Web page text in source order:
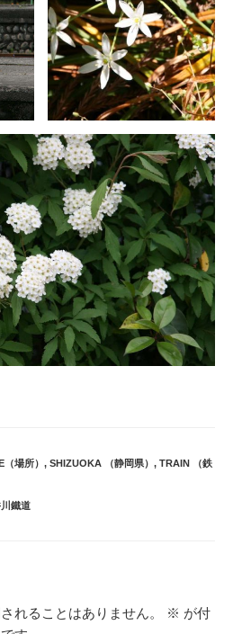
場所） , SHIZUOKA （静岡県） , TRAIN （鉄
鐵道
れることはありません。 ※ が付